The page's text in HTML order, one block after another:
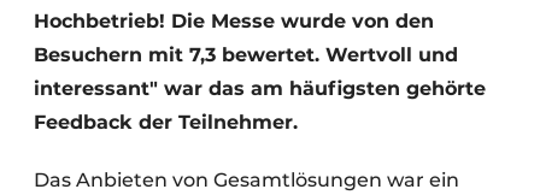
Hochbetrieb! Die Messe wurde von den
Besuchern mit 7,3 bewertet. Wertvoll und
interessant" war das am häufigsten gehörte
Feedback der Teilnehmer.
Das Anbieten von Gesamtlösungen war ein